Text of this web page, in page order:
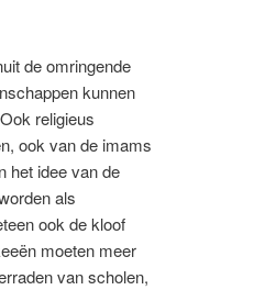
de omringende
kunnen
religieus
ook van de imams
het idee van de
als
ook de kloof
moeten meer
van scholen,